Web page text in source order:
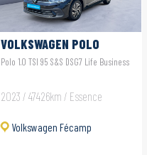
VOLKSWAGEN POLO
Polo 1.0 TSI 95 S&S DSG7 Life Business
2023 / 47426km / Essence
Volkswagen Fécamp